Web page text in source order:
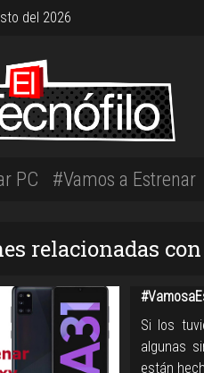
del 2026
PC #Vamos a Estrenar
relacionadas
Si los
algunas
están